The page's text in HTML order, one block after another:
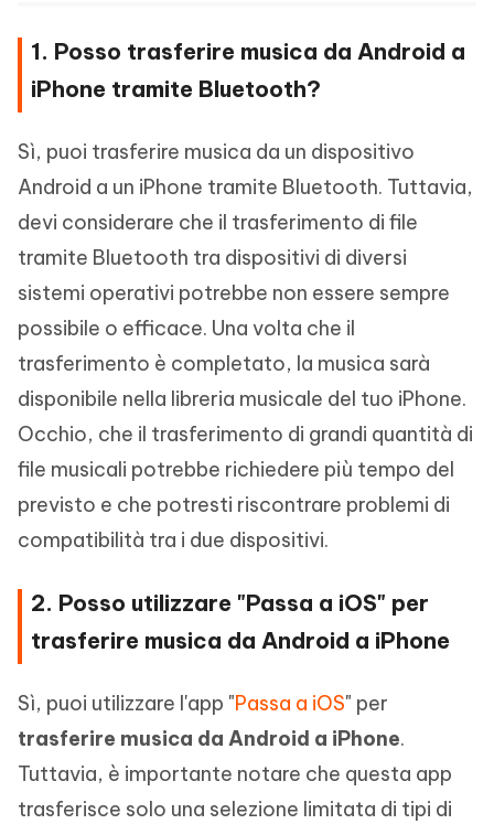
1. Posso trasferire musica da Android a
iPhone tramite Bluetooth?
Sì, puoi trasferire musica da un dispositivo
Android a un iPhone tramite Bluetooth. Tuttavia,
devi considerare che il trasferimento di file
tramite Bluetooth tra dispositivi di diversi
sistemi operativi potrebbe non essere sempre
possibile o efficace. Una volta che il
trasferimento è completato, la musica sarà
disponibile nella libreria musicale del tuo iPhone.
Occhio, che il trasferimento di grandi quantità di
file musicali potrebbe richiedere più tempo del
previsto e che potresti riscontrare problemi di
compatibilità tra i due dispositivi.
2. Posso utilizzare "Passa a iOS" per
trasferire musica da Android a iPhone
Sì, puoi utilizzare l'app "Passa a iOS" per
trasferire musica da Android a iPhone.
Tuttavia, è importante notare che questa app
trasferisce solo una selezione limitata di tipi di